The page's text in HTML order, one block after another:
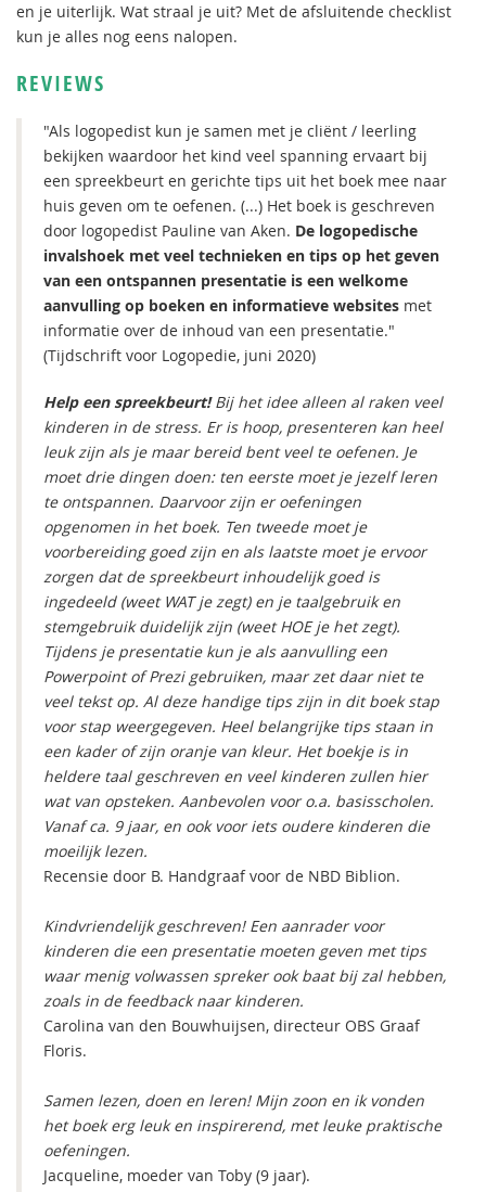
en je uiterlijk. Wat straal je uit? Met de afsluitende checklist
kun je alles nog eens nalopen.
REVIEWS
"Als logopedist kun je samen met je cliënt / leerling
bekijken waardoor het kind veel spanning ervaart bij
een spreekbeurt en gerichte tips uit het boek mee naar
huis geven om te oefenen. (...) Het boek is geschreven
door logopedist Pauline van Aken. De logopedische
invalshoek met veel technieken en tips op het geven
van een ontspannen presentatie is een welkome
aanvulling op boeken en informatieve websites met
informatie over de inhoud van een presentatie."
(Tijdschrift voor Logopedie, juni 2020)
Help een spreekbeurt!Bij het idee alleen al raken veel
kinderen in de stress. Er is hoop, presenteren kan heel
leuk zijn als je maar bereid bent veel te oefenen. Je
moet drie dingen doen: ten eerste moet je jezelf leren
te ontspannen. Daarvoor zijn er oefeningen
opgenomen in het boek. Ten tweede moet je
voorbereiding goed zijn en als laatste moet je ervoor
zorgen dat de spreekbeurt inhoudelijk goed is
ingedeeld (weet WAT je zegt) en je taalgebruik en
stemgebruik duidelijk zijn (weet HOE je het zegt).
Tijdens je presentatie kun je als aanvulling een
Powerpoint of Prezi gebruiken, maar zet daar niet te
veel tekst op. Al deze handige tips zijn in dit boek stap
voor stap weergegeven. Heel belangrijke tips staan in
een kader of zijn oranje van kleur. Het boekje is in
heldere taal geschreven en veel kinderen zullen hier
wat van opsteken. Aanbevolen voor o.a. basisscholen.
Vanaf ca. 9 jaar, en ook voor iets oudere kinderen die
moeilijk lezen.
Recensie door B. Handgraaf voor de NBD Biblion.
Kindvriendelijk geschreven! Een aanrader voor
kinderen die een presentatie moeten geven met tips
waar menig volwassen spreker ook baat bij zal hebben,
zoals in de feedback naar kinderen.
Carolina van den Bouwhuijsen, directeur OBS Graaf
Floris.
Samen lezen, doen en leren! Mijn zoon en ik vonden
het boek erg leuk en inspirerend, met leuke praktische
oefeningen.
Jacqueline, moeder van Toby (9 jaar).